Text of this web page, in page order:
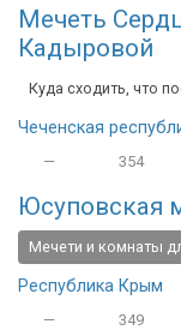
Мечеть
Кадыровой
Куда сходить, что
Чеченская
— 354
Юсуповская
Мечети и комнаты
Республика Крым
— 349